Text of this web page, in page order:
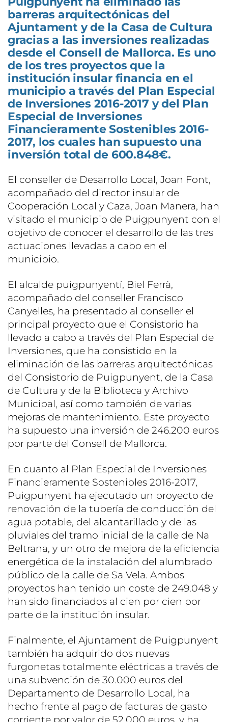
barreras arquitectónicas del
Ajuntament y de la Casa de Cultura
gracias a las inversiones realizadas
desde el Consell de Mallorca. Es uno
de los tres proyectos que la
institución insular financia en el
municipio a través del Plan Especial
de Inversiones 2016-2017 y del Plan
Especial de Inversiones
Financieramente Sostenibles 2016-
2017, los cuales han supuesto una
inversión total de 600.848€.
El conseller de Desarrollo Local, Joan Font,
acompañado del director insular de
Cooperación Local y Caza, Joan Manera, han
visitado el municipio de Puigpunyent con el
objetivo de conocer el desarrollo de las tres
actuaciones llevadas a cabo en el
municipio.
El alcalde puigpunyentí, Biel Ferrà,
acompañado del conseller Francisco
Canyelles, ha presentado al conseller el
principal proyecto que el Consistorio ha
llevado a cabo a través del Plan Especial de
Inversiones, que ha consistido en la
eliminación de las barreras arquitectónicas
del Consistorio de Puigpunyent, de la Casa
de Cultura y de la Biblioteca y Archivo
Municipal, así como también de varias
mejoras de mantenimiento. Este proyecto
ha supuesto una inversión de 246.200 euros
por parte del Consell de Mallorca.
En cuanto al Plan Especial de Inversiones
Financieramente Sostenibles 2016-2017,
Puigpunyent ha ejecutado un proyecto de
renovación de la tubería de conducción del
agua potable, del alcantarillado y de las
pluviales del tramo inicial de la calle de Na
Beltrana, y un otro de mejora de la eficiencia
energética de la instalación del alumbrado
público de la calle de Sa Vela. Ambos
proyectos han tenido un coste de 249.048 y
han sido financiados al cien por cien por
parte de la institución insular.
Finalmente, el Ajuntament de Puigpunyent
también ha adquirido dos nuevas
furgonetas totalmente eléctricas a través de
una subvención de 30.000 euros del
Departamento de Desarrollo Local, ha
hecho frente al pago de facturas de gasto